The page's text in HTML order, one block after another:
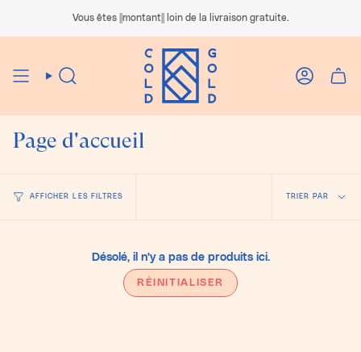
de
Vous êtes ||montant|| loin de la livraison gratuite.
Recherche Compte
Page d'accueil
AFFICHER LES FILTRES
Trier
par
TRIER PAR
Désolé, il n'y a pas de produits ici.
RÉINITIALISER